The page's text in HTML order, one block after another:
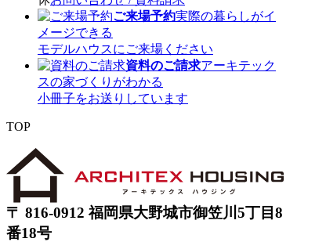
ご来場予約実際の暮らしがイ
メージできる
モデルハウスにご来場ください
資料のご請求アーキテック
スの家づくりがわかる
小冊子をお送りしています
TOP
〒 816-0912 福岡県大野城市御笠川5丁目8
番18号